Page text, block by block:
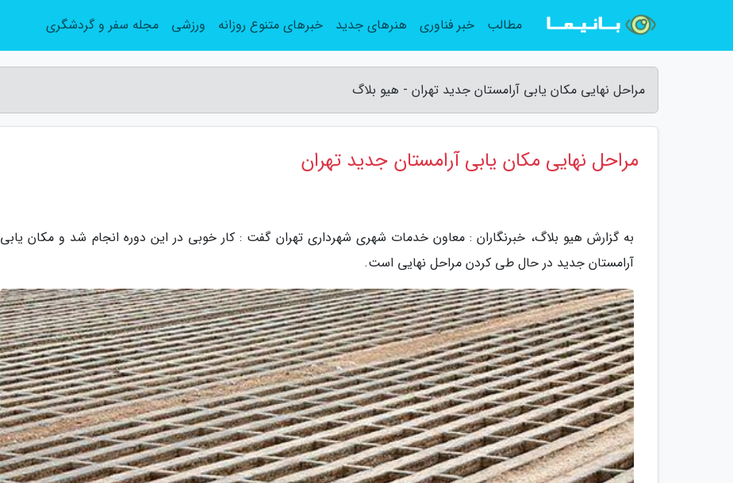
مراحل نهایی مکان یابی آرامستان جدید تهران - هیو بلاگ
مراحل نهایی مکان یابی آرامستان جدید تهران
به گزارش هیو بلاگ، خبرنگاران : معاون خدمات شهری شهرداری تهران گفت : کار خوبی در این دوره انجام شد و مکان یابی
آرامستان جدید در حال طی کردن مراحل نهایی است.
مطالب خبر فناوری هنرهای جدید خبرهای متنوع روزانه ورزشی مجله سفر و گردشگری